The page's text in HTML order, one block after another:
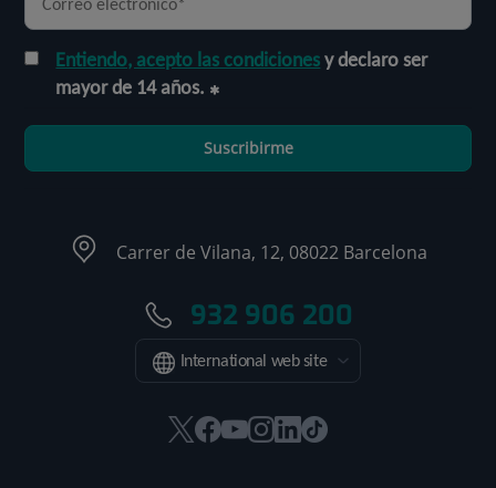
Entiendo, acepto las condicionesy declaro ser
mayor de 14 años.
Suscribirme
Carrer de Vilana, 12, 08022 Barcelona
932 906 200
International web site
EsteEsteEsteEsteEsteEnlace